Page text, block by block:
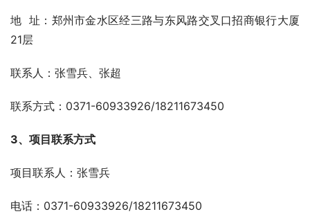
地  址：郑州市金水区经三路与东风路交叉口招商银行大厦
21层
联系人：张雪兵、张超
联系方式：0371-60933926/18211673450
3、项目联系方式
项目联系人：张雪兵
电话：0371-60933926/18211673450